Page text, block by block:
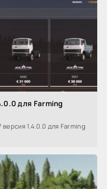
для Farming
1.4.0.0 для Farming